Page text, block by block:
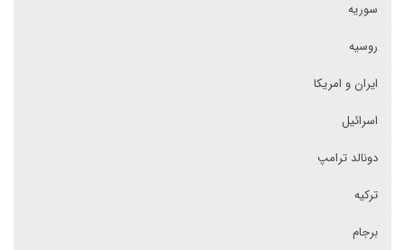
سوریه
روسیه
ایران و امریکا
اسرائیل
دونالد ترامپ
ترکیه
برجام